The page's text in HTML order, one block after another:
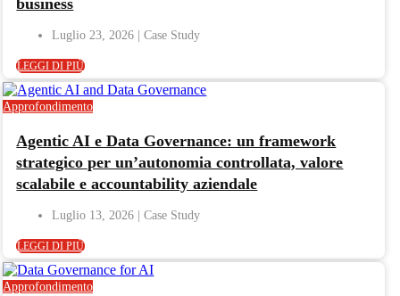
Luglio 23, 2026
LEGGI DI PIÙ
Approfondimento
Agentic AI e Data Governance: un framework
strategico per un’autonomia controllata, valore
scalabile e accountability aziendale
Luglio 13, 2026
LEGGI DI PIÙ
Approfondimento